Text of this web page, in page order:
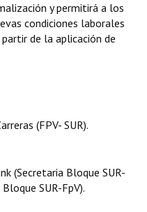
y permitirá a los
condiciones laborales
de la aplicación de
(FPV- SUR).
(Secretaria Bloque SUR-
SUR-FpV).